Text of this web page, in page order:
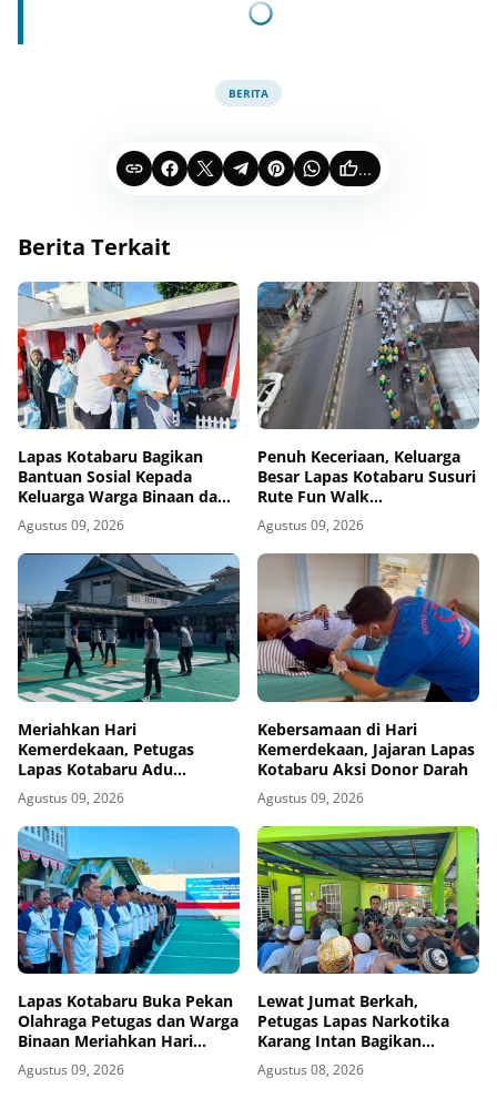
BERITA
...
Berita Terkait
Lapas Kotabaru Bagikan
Bantuan Sosial Kepada
Keluarga Warga Binaan dan
Masyarakat Sekitar
Agustus 09, 2026
Penuh Keceriaan, Keluarga
Besar Lapas Kotabaru Susuri
Rute Fun Walk
Kemerdekaan
Agustus 09, 2026
Meriahkan Hari
Kemerdekaan, Petugas
Lapas Kotabaru Adu
Ketangkasan Bola Voli
Agustus 09, 2026
Kebersamaan di Hari
Kemerdekaan, Jajaran Lapas
Kotabaru Aksi Donor Darah
Agustus 09, 2026
Lapas Kotabaru Buka Pekan
Olahraga Petugas dan Warga
Binaan Meriahkan Hari
Kemerdekaan
Agustus 09, 2026
Lewat Jumat Berkah,
Petugas Lapas Narkotika
Karang Intan Bagikan
Makanan Kepada Warga
Binaan
Agustus 08, 2026